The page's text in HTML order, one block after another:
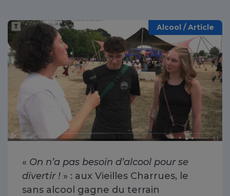
Alcool / Article
« On n’a pas besoin d’alcool pour se
divertir ! » : aux Vieilles Charrues, le
sans alcool gagne du terrain